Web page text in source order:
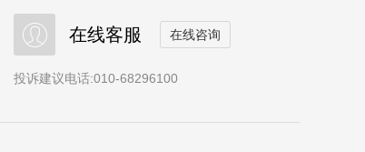
在线客服 在线咨询
投诉建议电话:010-68296100